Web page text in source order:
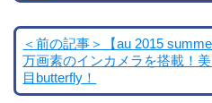
＜前の記事＞【au 2015
万画素のインカメラを搭載！
目butterfly！